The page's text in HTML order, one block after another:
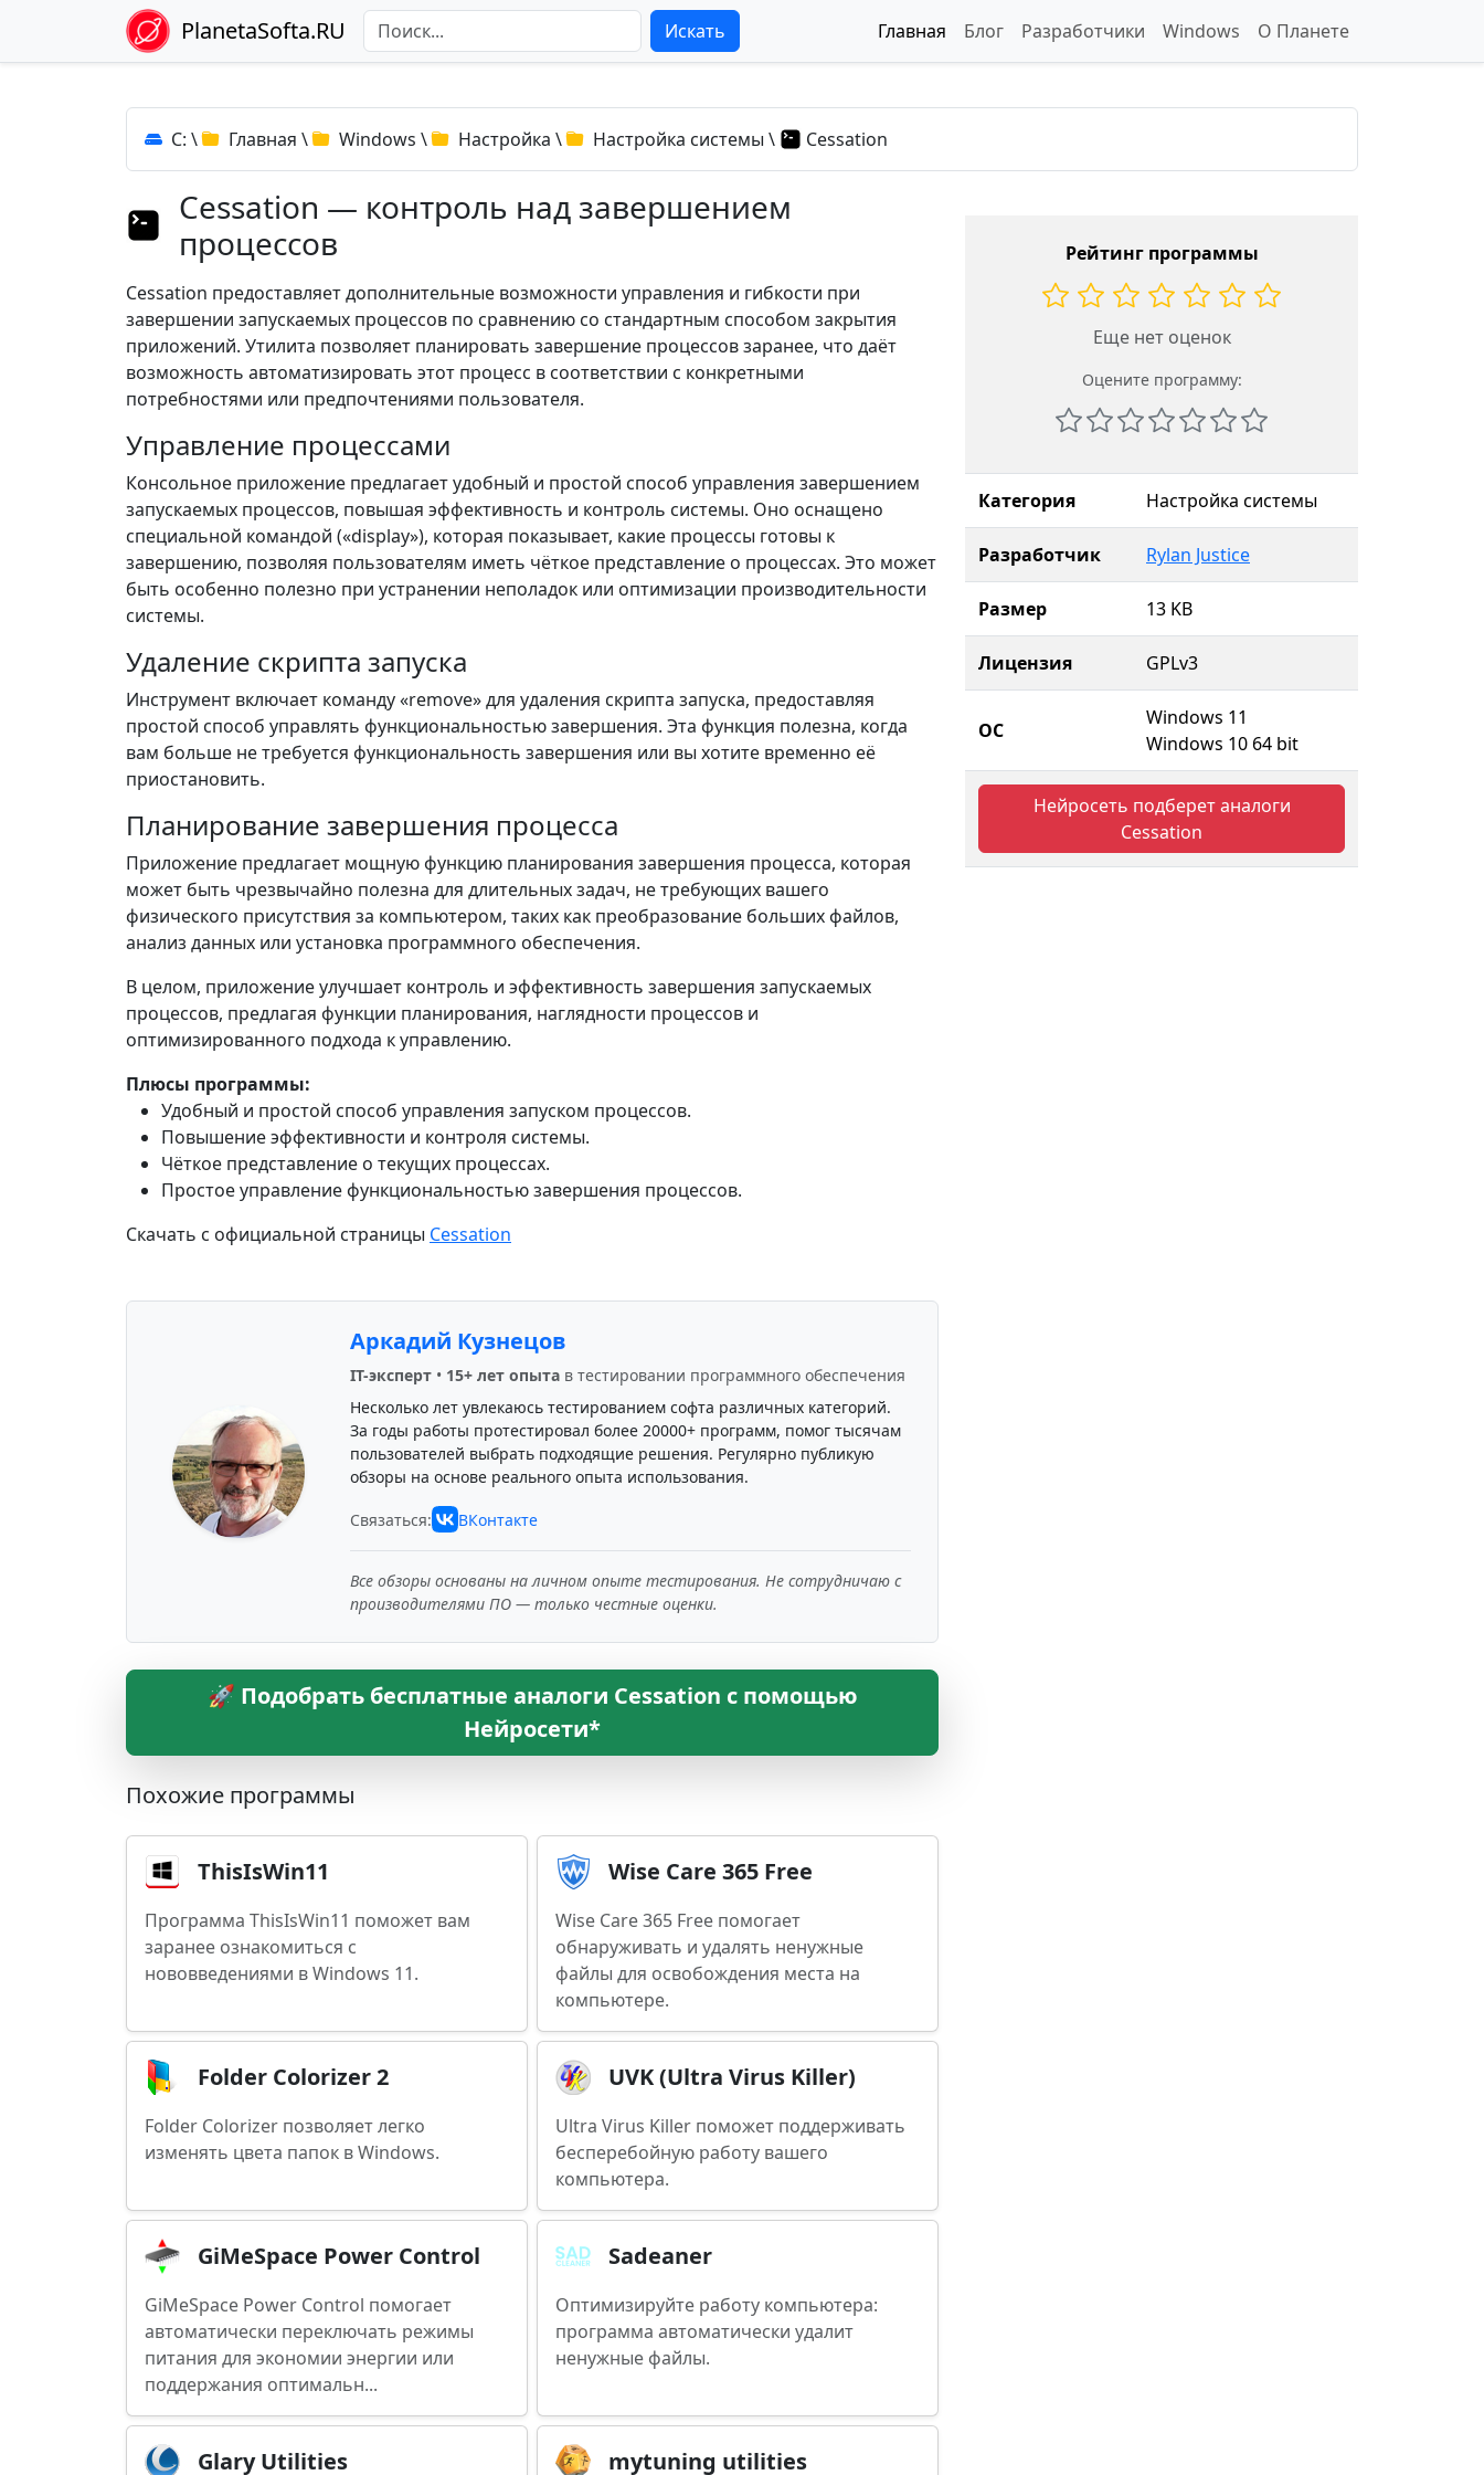
PlanetaSofta.RU Искать Главная Блог Разработчики Windows О Планете
C: \ Главная \ Windows \ Настройка \ Настройка системы \ Cessation
Cessation — контроль над завершением
процессов
Cessation предоставляет дополнительные возможности управления и гибкости при
завершении запускаемых процессов по сравнению со стандартным способом закрытия
приложений. Утилита позволяет планировать завершение процессов заранее, что даёт
возможность автоматизировать этот процесс в соответствии с конкретными
потребностями или предпочтениями пользователя.
Управление процессами
Консольное приложение предлагает удобный и простой способ управления завершением
запускаемых процессов, повышая эффективность и контроль системы. Оно оснащено
специальной командой («display»), которая показывает, какие процессы готовы к
завершению, позволяя пользователям иметь чёткое представление о процессах. Это может
быть особенно полезно при устранении неполадок или оптимизации производительности
системы.
Удаление скрипта запуска
Инструмент включает команду «remove» для удаления скрипта запуска, предоставляя
простой способ управлять функциональностью завершения. Эта функция полезна, когда
вам больше не требуется функциональность завершения или вы хотите временно её
приостановить.
Планирование завершения процесса
Приложение предлагает мощную функцию планирования завершения процесса, которая
может быть чрезвычайно полезна для длительных задач, не требующих вашего
физического присутствия за компьютером, таких как преобразование больших файлов,
анализ данных или установка программного обеспечения.
В целом, приложение улучшает контроль и эффективность завершения запускаемых
процессов, предлагая функции планирования, наглядности процессов и
оптимизированного подхода к управлению.
Плюсы программы:
Удобный и простой способ управления запуском процессов.
Повышение эффективности и контроля системы.
Чёткое представление о текущих процессах.
Простое управление функциональностью завершения процессов.
Скачать с официальной страницы Cessation
Аркадий Кузнецов
IT-эксперт• 15+ лет опытав тестировании программного обеспечения
Несколько лет увлекаюсь тестированием софта различных категорий.
За годы работы протестировал более 20000+ программ, помог тысячам
пользователей выбрать подходящие решения. Регулярно публикую
обзоры на основе реального опыта использования.
Связаться: ВКонтакте
Все обзоры основаны на личном опыте тестирования. Не сотрудничаю с
производителями ПО — только честные оценки.
🚀 Подобрать бесплатные аналоги Cessation с помощью
Нейросети*
Похожие программы
ThisIsWin11
Программа ThisIsWin11 поможет вам
заранее ознакомиться с
нововведениями в Windows 11.
Wise Care 365 Free
Wise Care 365 Free помогает
обнаруживать и удалять ненужные
файлы для освобождения места на
компьютере.
Folder Colorizer 2
Folder Colorizer позволяет легко
изменять цвета папок в Windows.
UVK (Ultra Virus Killer)
Ultra Virus Killer поможет поддерживать
бесперебойную работу вашего
компьютера.
GiMeSpace Power Control
GiMeSpace Power Control помогает
автоматически переключать режимы
питания для экономии энергии или
поддержания оптимальн...
Sadeaner
Оптимизируйте работу компьютера:
программа автоматически удалит
ненужные файлы.
Glary Utilities mytuning utilities
Рейтинг программы
Еще нет оценок
Оцените программу:
Категория Настройка системы
Разработчик Rylan Justice
Размер 13 KB
Лицензия GPLv3
ОС
Windows 11
Windows 10 64 bit
Нейросеть подберет аналоги
Cessation